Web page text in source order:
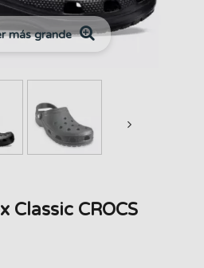
más grande
Classic CROCS